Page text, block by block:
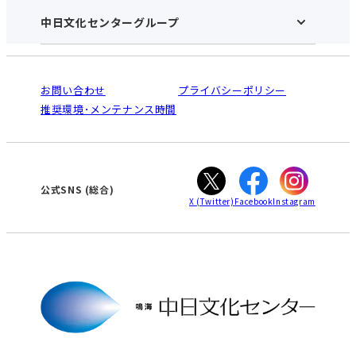
アクセス･営業時間
お申し込みの流れ
入会と受講のご案内
中日文化センターHOME
中日文化センターとは
受講規約・会員特典
ご利用ガイド
オンライン講座受講の手順
WEBサイトのよくある質問
中日文化センターグループ
南大高
犬山
高蔵寺
大垣
津
お問い合わせ
プライバシーポリシー
推奨環境･メンテナンス時間
公式SNS (総合)
X (Twitter) FacebookInstagram